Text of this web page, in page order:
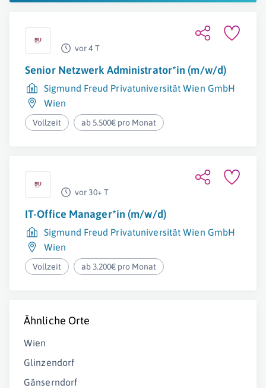
vor 4 T
Senior Netzwerk Administrator*in (m/w/d)
Sigmund Freud Privatuniversität Wien GmbH
Wien
Vollzeit ab 5.500€ pro Monat
vor 30+ T
IT-Office Manager*in (m/w/d)
Sigmund Freud Privatuniversität Wien GmbH
Wien
Vollzeit ab 3.200€ pro Monat
Ähnliche Orte
Wien
Glinzendorf
Gänserndorf